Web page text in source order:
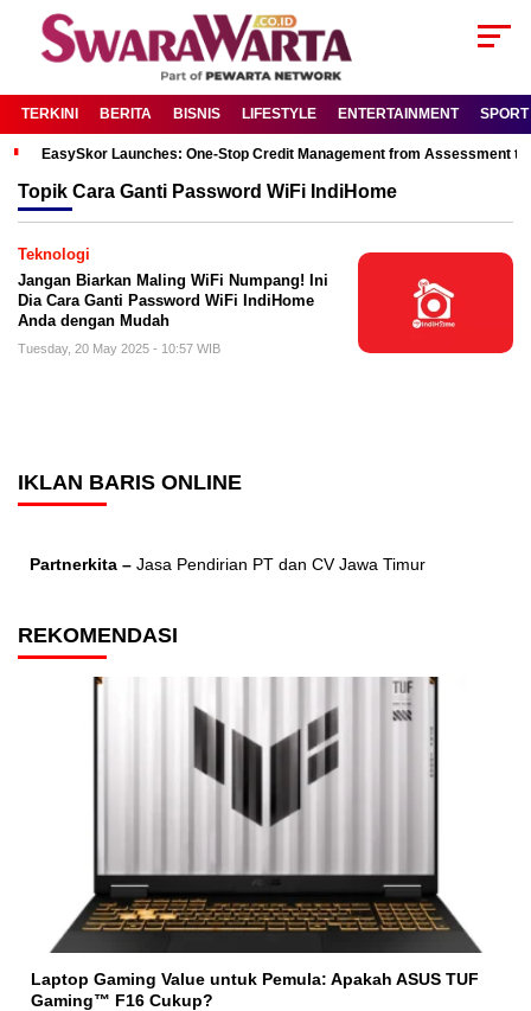
TERKINI BERITA BISNIS LIFESTYLE ENTERTAINMENT SPORT
EasySkor Launches: One-Stop Credit Management from Assessment
Topik Cara Ganti Password WiFi IndiHome
Teknologi
Jangan Biarkan Maling WiFi Numpang! Ini
Dia Cara Ganti Password WiFi IndiHome
Anda dengan Mudah
Tuesday, 20 May 2025 - 10:57 WIB
IKLAN BARIS ONLINE
Partnerkita – Jasa Pendirian PT dan CV Jawa Timur
REKOMENDASI
Laptop Gaming Value untuk Pemula: Apakah ASUS TUF
Gaming™ F16 Cukup?